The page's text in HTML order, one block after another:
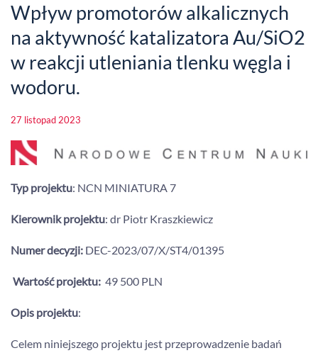
Wpływ promotorów alkalicznych
na aktywność katalizatora Au/SiO2
w reakcji utleniania tlenku węgla i
wodoru.
27 listopad 2023
Typ projektu: NCN MINIATURA 7
Kierownik projektu: dr Piotr Kraszkiewicz
Numer decyzji: DEC-2023/07/X/ST4/01395
Wartość projektu: 49 500 PLN
Opis projektu:
Celem niniejszego projektu jest przeprowadzenie badań